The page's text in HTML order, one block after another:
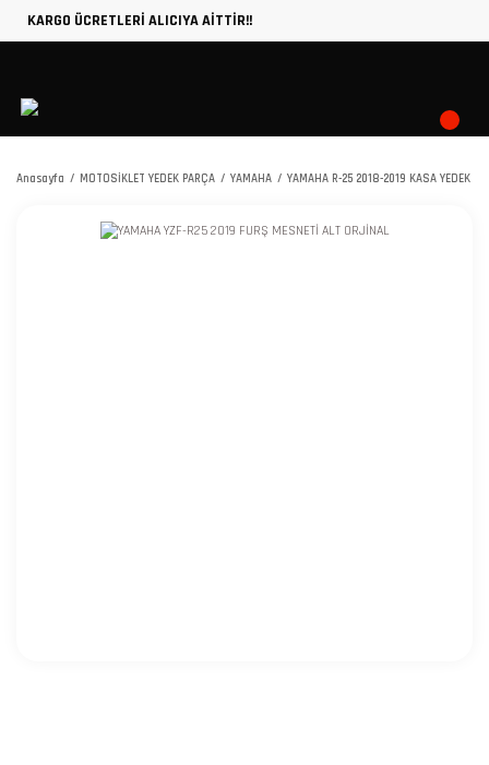
KARGO ÜCRETLERİ ALICIYA AİTTİR!!
Anasayfa MOTOSİKLET YEDEK PARÇA YAMAHA YAMAHA R-25 2018-2019 KASA YEDEK